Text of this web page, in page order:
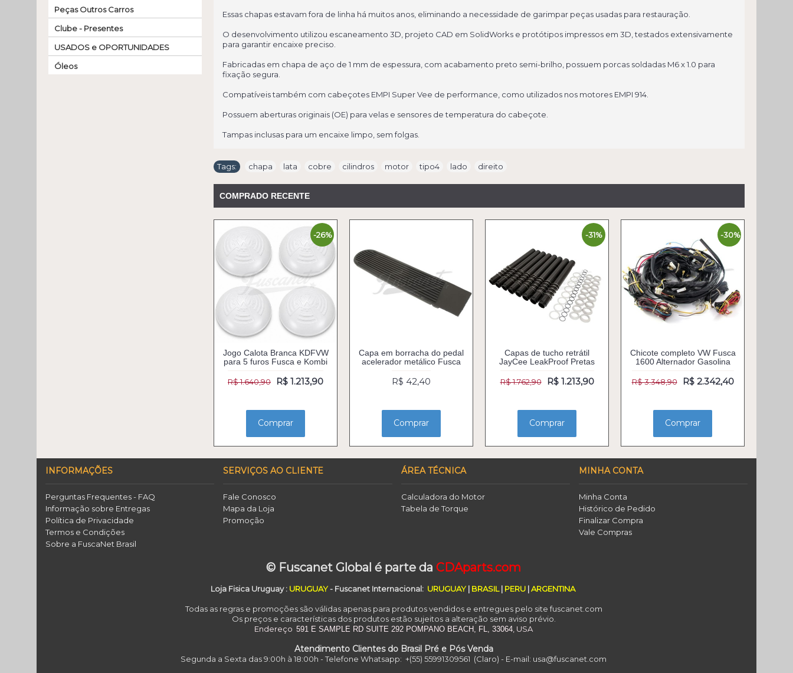
Peças Outros Carros
Clube - Presentes
USADOS e OPORTUNIDADES
Óleos
Essas chapas estavam fora de linha há muitos anos, eliminando a necessidade de garimpar peças usadas para restauração.
O desenvolvimento utilizou escaneamento 3D, projeto CAD em SolidWorks e protótipos impressos em 3D, testados extensivamente
para garantir encaixe preciso.
Fabricadas em chapa de aço de 1 mm de espessura, com acabamento preto semi-brilho, possuem porcas soldadas M6 x 1.0 para
fixação segura.
Compatíveis também com cabeçotes EMPI Super Vee de performance, como utilizados nos motores EMPI 914.
Possuem aberturas originais (OE) para velas e sensores de temperatura do cabeçote.
Tampas inclusas para um encaixe limpo, sem folgas.
Tags: chapa lata cobre cilindros motor tipo4 lado direito
COMPRADO RECENTE
-26%
Jogo Calota Branca KDFVW
para 5 furos Fusca e Kombi
R$ 1.640,90 R$ 1.213,90
Comprar
Capa em borracha do pedal
acelerador metálico Fusca
R$ 42,40
Comprar
-31%
Capas de tucho retrátil
JayCee LeakProof Pretas
R$ 1.762,90 R$ 1.213,90
Comprar
-30%
Chicote completo VW Fusca
1600 Alternador Gasolina
R$ 3.348,90 R$ 2.342,40
Comprar
INFORMAÇÕES
Perguntas Frequentes - FAQ
Informação sobre Entregas
Política de Privacidade
Termos e Condições
Sobre a FuscaNet Brasil
SERVIÇOS AO CLIENTE
Fale Conosco
Mapa da Loja
Promoção
ÁREA TÉCNICA
Calculadora do Motor
Tabela de Torque
MINHA CONTA
Minha Conta
Histórico de Pedido
Finalizar Compra
Vale Compras
© Fuscanet Global é parte da CDAparts.com
Loja Fisica Uruguay: URUGUAY- Fuscanet Internacional: URUGUAY| BRASIL| PERU|ARGENTINA
Todas as regras e promoções são válidas apenas para produtos vendidos e entregues pelo site fuscanet.com
Os preços e características dos produtos estão sujeitos a alteração sem aviso prévio.
Endereço 591 E SAMPLE RD SUITE 292 POMPANO BEACH, FL, 33064 , USA
Atendimento Clientes do Brasil Pré e Pós Venda
Segunda a Sexta das 9:00h à 18:00h - Telefone Whatsapp: +(55) 55991309561 (Claro) - E-mail: usa@fuscanet.com